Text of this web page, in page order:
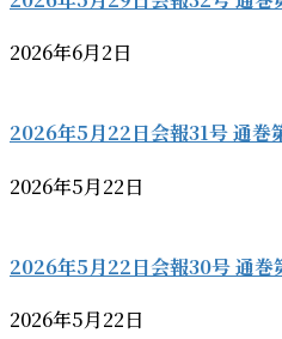
2026年6月2日
2026年5月22日会報31号 通巻
2026年5月22日
2026年5月22日会報30号 通巻
2026年5月22日